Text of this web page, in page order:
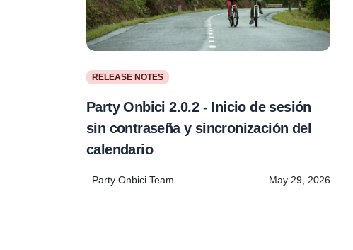
RELEASE NOTES
Party Onbici 2.0.2 - Inicio de sesión
sin contraseña y sincronización del
calendario
Party Onbici Team May 29, 2026